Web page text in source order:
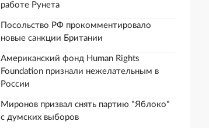
работе Рунета
Посольство РФ прокомментировало
новые санкции Британии
Американский фонд Human Rights
Foundation признали нежелательным в
России
Миронов призвал снять партию "Яблоко"
с думских выборов